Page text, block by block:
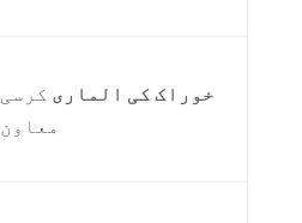
خوراک کی الماری کرسی
معاون